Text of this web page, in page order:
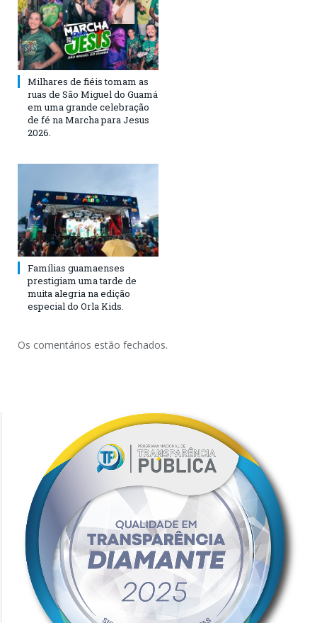
Milhares de fiéis tomam as
ruas de São Miguel do Guamá
em uma grande celebração
de fé na Marcha para Jesus
2026.
Famílias guamaenses
prestigiam uma tarde de
muita alegria na edição
especial do Orla Kids.
Os comentários estão fechados.